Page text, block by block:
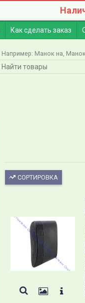
Как сделать заказ
Например: Манок на
СОРТИРОВКА